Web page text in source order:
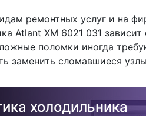
ремонтных услуг и на
Atlant XM 6021 031 зависит
поломки иногда
заменить сломавшиеся
холодильника